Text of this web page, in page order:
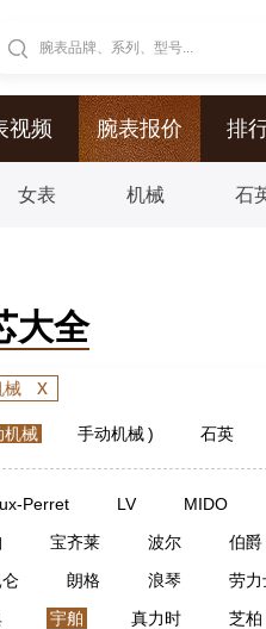
腕表品牌、系列、型号...
视频 腕表报价 排
女表 机械 石
大全
械 x
机械 手动机械) 石英
Perret LV
MIDO
宝齐莱 波尔
伯爵
朗格 浪琴
劳力
宇舶 真力时 芝柏